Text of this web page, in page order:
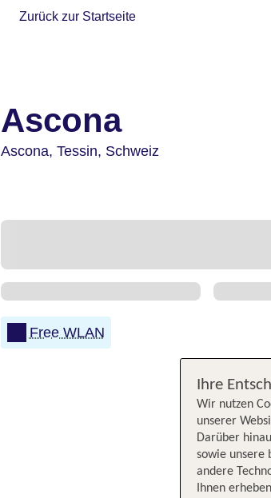
Zurück zur Startseite
Ascona
Ascona, Tessin, Schweiz
Free WLAN
Ihre
Wir nutzen
unserer
Darüber
sowie unsere
andere
Ihnen